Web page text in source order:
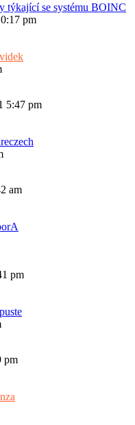
týkající se systému BOINC
pm
5:47 pm
am
pm
pm